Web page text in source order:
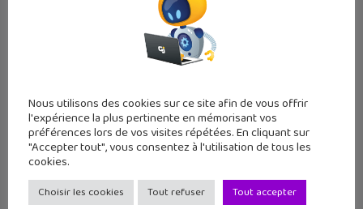
Les sorties geek de l’été à Paris : One
Piece au m...
Nous utilisons des cookies sur ce site afin de vous offrir
l'expérience la plus pertinente en mémorisant vos
préférences lors de vos visites répétées. En cliquant sur
"Accepter tout", vous consentez à l'utilisation de tous les
cookies.
Choisir les cookies Tout refuser Tout accepter